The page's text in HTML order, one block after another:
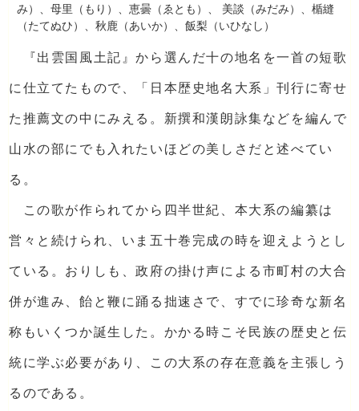
み）、母里（もり）、恵曇（ゑとも）、 美談（みだみ）、楯縫
（たてぬひ）、秋鹿（あいか）、飯梨（いひなし）
『出雲国風土記』から選んだ十の地名を一首の短歌
に仕立てたもので、「日本歴史地名大系」刊行に寄せ
た推薦文の中にみえる。新撰和漢朗詠集などを編んで
山水の部にでも入れたいほどの美しさだと述べてい
る。
この歌が作られてから四半世紀、本大系の編纂は
営々と続けられ、いま五十巻完成の時を迎えようとし
ている。おりしも、政府の掛け声による市町村の大合
併が進み、飴と鞭に踊る拙速さで、すでに珍奇な新名
称もいくつか誕生した。かかる時こそ民族の歴史と伝
統に学ぶ必要があり、この大系の存在意義を主張しう
るのである。